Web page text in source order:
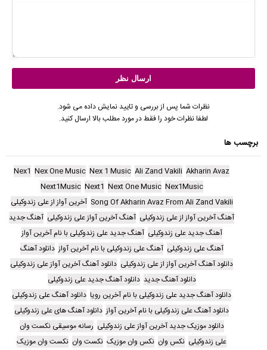
نظرات شما پس از بررسی و تایید نمایش داده می شود.
لطفا نظرات خود را فقط در مورد مطلب بالا ارسال کنید.
برچسب ها
Akharin Avaz
Ali Zand Vakili
Nex 1 Music
Nex One Music
Nex1
Nex1Music
Next One Music
Next1
Next1Music
Song Of Akharin Avaz From Ali Zand Vakili آخرین آواز از علی زندوکیلی
آهنگ آخرین آواز از علی زندوکیلی آهنگ آخرین آواز علی زندوکیلی آهنگ جدید
آهنگ جدید علی زندوکیلی آهنگ جدید علی زندوکیلی با نام آخرین آواز
آهنگ علی زندوکیلی آهنگ علی زندوکیلی با نام آخرین آواز دانلود آهنگ
دانلود آهنگ آخرین آواز از علی زندوکیلی دانلود آهنگ آخرین آواز علی زندوکیلی
دانلود آهنگ جدید دانلود آهنگ جدید علی زندوکیلی
دانلود آهنگ جدید علی زندوکیلی با نام آخرین رویا دانلود آهنگ علی زندوکیلی
دانلود آهنگ علی زندوکیلی با نام آخرین آواز دانلود آهنگ های علی زندوکیلی
دانلود موزیک جدید آخرین آواز علی زندوکیلی رسانه موسیقی نکست وان
علی زندوکیلی نکس وان نکس وان موزیک نکست وان نکست وان موزیک